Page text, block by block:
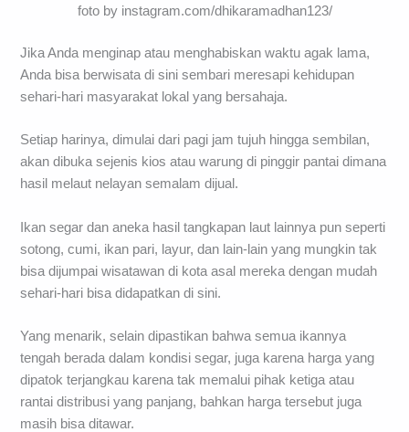
foto by instagram.com/dhikaramadhan123/
Jika Anda menginap atau menghabiskan waktu agak lama,
Anda bisa berwisata di sini sembari meresapi kehidupan
sehari-hari masyarakat lokal yang bersahaja.
Setiap harinya, dimulai dari pagi jam tujuh hingga sembilan,
akan dibuka sejenis kios atau warung di pinggir pantai dimana
hasil melaut nelayan semalam dijual.
Ikan segar dan aneka hasil tangkapan laut lainnya pun seperti
sotong, cumi, ikan pari, layur, dan lain-lain yang mungkin tak
bisa dijumpai wisatawan di kota asal mereka dengan mudah
sehari-hari bisa didapatkan di sini.
Yang menarik, selain dipastikan bahwa semua ikannya
tengah berada dalam kondisi segar, juga karena harga yang
dipatok terjangkau karena tak memalui pihak ketiga atau
rantai distribusi yang panjang, bahkan harga tersebut juga
masih bisa ditawar.